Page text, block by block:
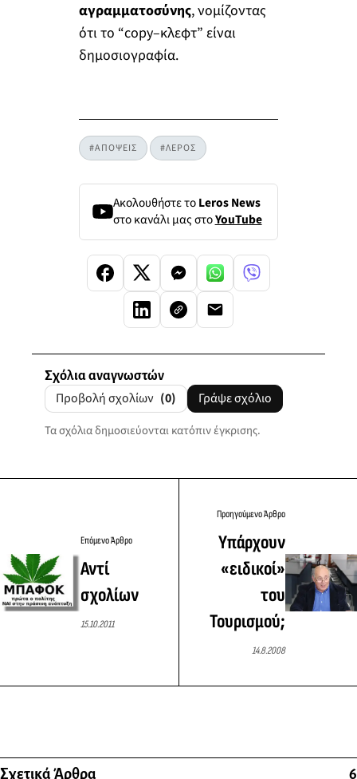
αγραμματοσύνης, νομίζοντας
ότι το “copy–κλεφτ” είναι
δημοσιογραφία.
#ΑΠΟΨΕΙΣ #ΛΕΡΟΣ
Ακολουθήστε τοLeros News
στο κανάλι μας στοYouTube
Σχόλια αναγνωστών
Προβολή σχολίων (0) Γράψε σχόλιο
Τα σχόλια δημοσιεύονται κατόπιν έγκρισης.
Επόμενο Άρθρο
Αντί
σχολίων
15.10.2011
Προηγούμενο Άρθρο
Υπάρχουν
«ειδικοί»
του
Τουρισμού;
14.8.2008
Σχετικά Άρθρα 6